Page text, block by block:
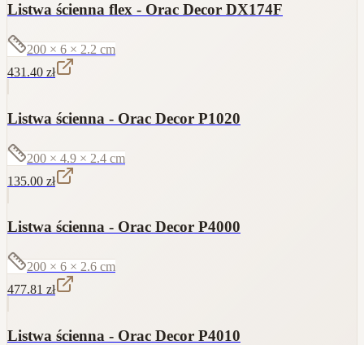
Listwa ścienna flex - Orac Decor DX174F
200 × 6 × 2.2 cm
431.40 zł
Listwa ścienna - Orac Decor P1020
200 × 4.9 × 2.4 cm
135.00 zł
Listwa ścienna - Orac Decor P4000
200 × 6 × 2.6 cm
477.81 zł
Listwa ścienna - Orac Decor P4010